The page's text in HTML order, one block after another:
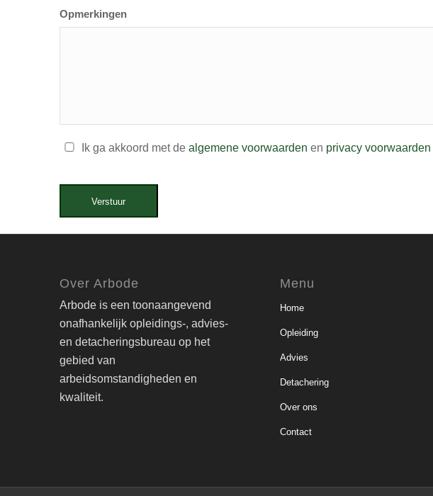
Opmerkingen
Ik ga akkoord met de algemene voorwaarden en privacy voorwaarden
Verstuur
Over Arbode
Arbode is een toonaangevend
onafhankelijk opleidings-, advies-
en detacheringsbureau op het
gebied van
arbeidsomstandigheden en
kwaliteit.
Menu
Home
Opleiding
Advies
Detachering
Over ons
Contact